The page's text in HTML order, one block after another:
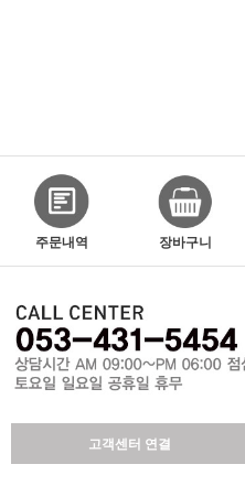
주문내역 장바구니
고객센터 연결